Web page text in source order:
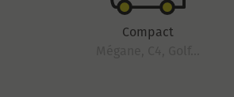
Compact